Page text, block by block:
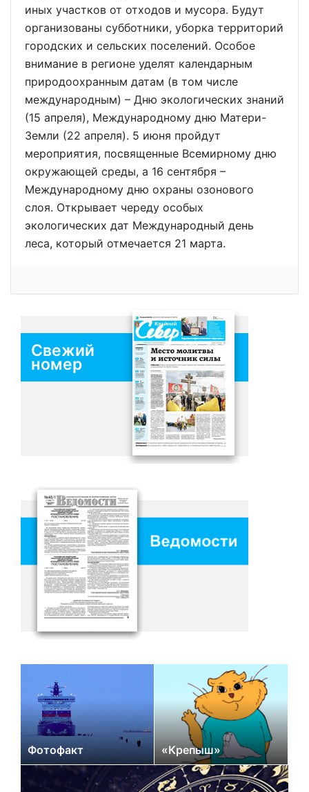
иных участков от отходов и мусора. Будут
организованы субботники, уборка территорий
городских и сельских поселений. Особое
внимание в регионе уделят календарным
природоохранным датам (в том числе
международным) – Дню экологических знаний
(15 апреля), Международному дню Матери-
Земли (22 апреля). 5 июня пройдут
мероприятия, посвященные Всемирному дню
окружающей среды, а 16 сентября –
Международному дню охраны озонового
слоя. Открывает череду особых
экологических дат Международный день
леса, который отмечается 21 марта.
Свежий
номер
Фотофакт «Крепыш»